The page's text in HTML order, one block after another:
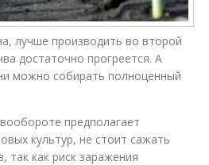
лучше производить во второй
достаточно прогреется. А
можно собирать полноценный
предполагает
культур, не стоит сажать
так как риск заражения